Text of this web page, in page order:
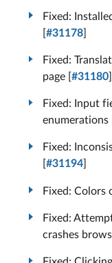
Fixed:
#31178
Fixed:
page [ #31180
Fixed: Input
enumerations [
Fixed:
#31194
Fixed: Colors
Fixed:
crashes